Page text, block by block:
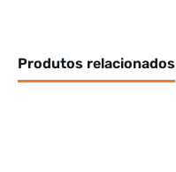
Produtos relacionados